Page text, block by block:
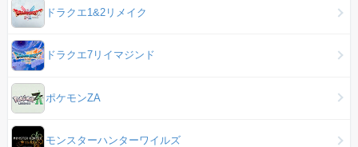
ドラクエ1&2リメイク
ドラクエ7リイマジンド
ポケモンZA
モンスターハンターワイルズ